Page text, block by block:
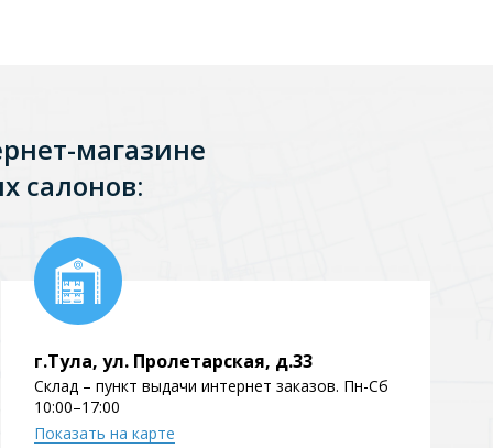
магазине
салонов:
г.Тула, ул. Пролетарская, д.33
Склад – пункт выдачи интернет заказов. Пн-Сб
10:00–17:00
Показать на карте